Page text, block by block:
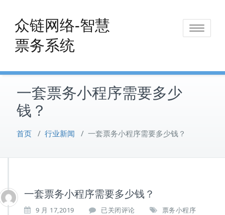
content
众链网络-智慧
票务系统
Toggle
一套票务小程序需要多少
钱？
首页 / 行业新闻 / 一套票务小程序需要多少钱？
一套票务小程序需要多少钱？
9 月 17,2019
一
已关闭评论 票务小程序